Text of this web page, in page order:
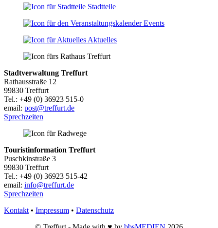
Stadtteile
Events
Aktuelles
Stadtverwaltung Treffurt
Rathausstraße 12
99830 Treffurt
Tel.: +49 (0) 36923 515-0
email: post@treffurt.de
Sprechzeiten
Touristinformation Treffurt
Puschkinstraße 3
99830 Treffurt
Tel.: +49 (0) 36923 515-42
email: info@treffurt.de
Sprechzeiten
Kontakt • Impressum • Datenschutz